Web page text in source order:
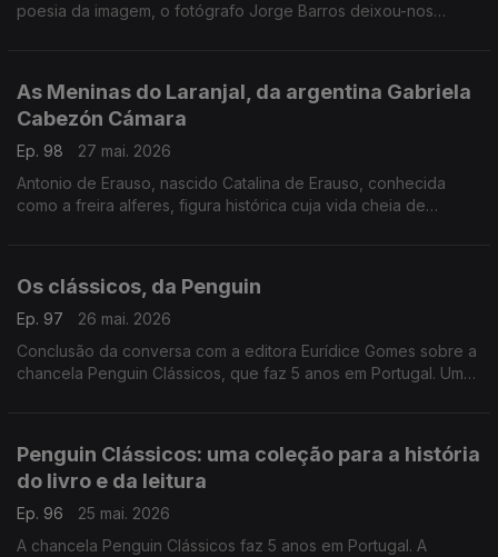
poesia da imagem, o fotógrafo Jorge Barros deixou-nos
As Meninas do Laranjal, da argentina Gabriela
Cabezón Cámara
Ep. 98
27 mai. 2026
Antonio de Erauso, nascido Catalina de Erauso, conhecida
como a freira alferes, figura histórica cuja vida cheia de
Os clássicos, da Penguin
Ep. 97
26 mai. 2026
Conclusão da conversa com a editora Eurídice Gomes sobre a
chancela Penguin Clássicos, que faz 5 anos em Portugal. Um
Penguin Clássicos: uma coleção para a história
do livro e da leitura
Ep. 96
25 mai. 2026
A chancela Penguin Clássicos faz 5 anos em Portugal. A